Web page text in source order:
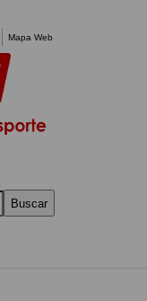
Mapa Web
Buscar